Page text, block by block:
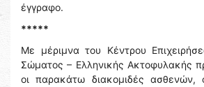
έγγραφο.
*****
Με μέριμνα του Κέντρου
Σώματος – Ελληνικής Ακτοφυλακής
οι παρακάτω διακομιδές ασθενών,